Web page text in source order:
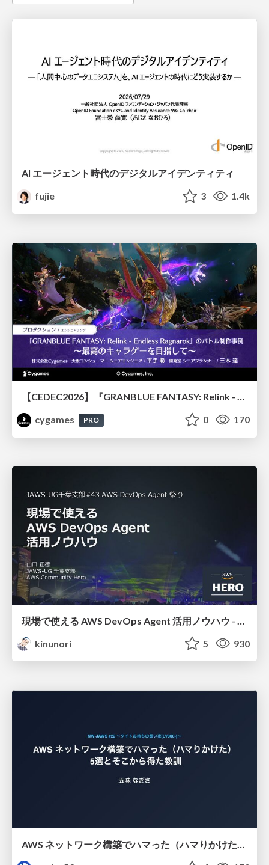
AI エージェント時代のデジタルアイデンティティ
fujie
3 1.4k
【CEDEC2026】『GRANBLUE FANTASY: Relink - Endless Ragnarok』のバトル制作事例 ～最高のキャラゲーを目指して～
cygames
PRO 0 170
kinunori
5 930
AWS ネットワーク構築でハマった（ハマりかけた） 5選とそこから得た教訓